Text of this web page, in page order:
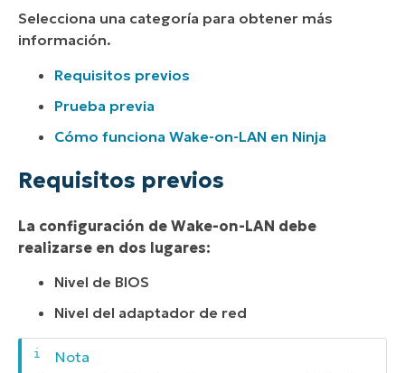
Selecciona una categoría para obtener más
información.
Requisitos previos
Prueba previa
Cómo funciona Wake-on-LAN en Ninja
Requisitos previos
La configuración de Wake-on-LAN debe
realizarse en dos lugares:
Nivel de BIOS
Nivel del adaptador de red